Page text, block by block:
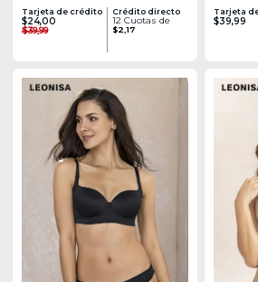
Tarjeta de crédito
$24,00
$39,99
Crédito directo
12 Cuotas de
$2,17
Tarjeta
$39,99